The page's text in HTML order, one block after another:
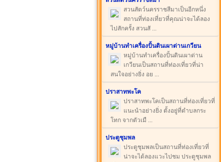
สวนสัตว์นครราชสีมาเป็นอีกหนึ่ง
สถานที่ท่องเที่ยวที่คุณน่าจะได้ลอง
ไปสักครั้ง สวนสั ...
หมู่บ้านทำเครื่องปั้นดินเผาด่านเกวียน
หมู่บ้านทำเครื่องปั้นดินเผาด่าน
เกวียนเป็นสถานที่ท่องเที่ยวที่น่า
สนใจอย่างยิ่ง อย ...
ปราสาทพะโค
ปราสาทพะโคเป็นสถานที่ท่องเที่ยวที่
แนะนำอย่างยิ่ง ตั้งอยู่ที่ตำบลกระ
โทก จากตัวเมื ...
ประตูชุมพล
ประตูชุมพลเป็นสถานที่ท่องเที่ยวที่
น่าจะได้ลองแวะไปชม ประตูชุมพล